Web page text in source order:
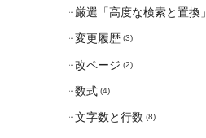
厳選「高度な検索と置換」
変更履歴 (3)
改ページ (2)
数式 (4)
文字数と行数 (8)